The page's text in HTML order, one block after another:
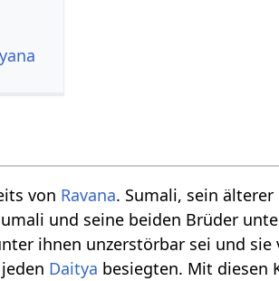
von Ravana. Sumali, sein älterer
und seine beiden Brüder
ihnen unzerstörbar sei und
Daitya besiegten. Mit diesen